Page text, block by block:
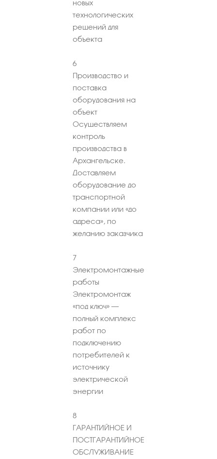
новых
технологических
решений для
объекта
6
Производство и
поставка
оборудования на
объект
Осуществляем
контроль
производства в
Архангельске.
Доставляем
оборудование до
транспортной
компании или «до
адреса», по
желанию заказчика
7
Электромонтажные
работы
Электромонтаж
«под ключ» –
полный комплекс
работ по
подключению
потребителей к
источнику
электрической
энергии
8
ГАРАНТИЙНОЕ И
ПОСТГАРАНТИЙНОЕ
ОБСЛУЖИВАНИЕ